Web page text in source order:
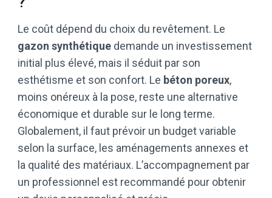
Le coût dépend du choix du revêtement. Le
gazon synthétique demande un investissement
initial plus élevé, mais il séduit par son
esthétisme et son confort. Le béton poreux,
moins onéreux à la pose, reste une alternative
économique et durable sur le long terme.
Globalement, il faut prévoir un budget variable
selon la surface, les aménagements annexes et
la qualité des matériaux. L’accompagnement par
un professionnel est recommandé pour obtenir